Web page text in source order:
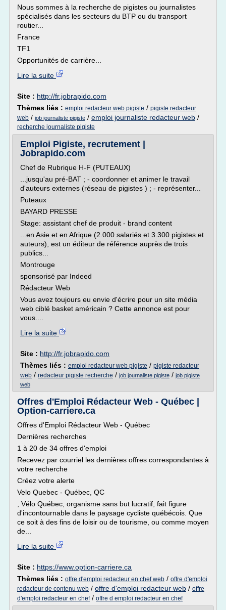
Nous sommes à la recherche de pigistes ou journalistes
spécialisés dans les secteurs du BTP ou du transport
routier...
France
TF1
Opportunités de carrière...
Lire la suite
Site : http://fr.jobrapido.com
Thèmes liés : emploi redacteur web pigiste / pigiste redacteur
web / job journaliste pigiste / emploi journaliste redacteur web /
recherche journaliste pigiste
Emploi Pigiste, recrutement |
Jobrapido.com
Chef de Rubrique H-F (PUTEAUX)
...jusqu'au pré-BAT ; - coordonner et animer le travail
d'auteurs externes (réseau de pigistes ) ; - représenter...
Puteaux
BAYARD PRESSE
Stage: assistant chef de produit - brand content
...en Asie et en Afrique (2.000 salariés et 3.300 pigistes et
auteurs), est un éditeur de référence auprès de trois
publics...
Montrouge
sponsorisé par Indeed
Rédacteur Web
Vous avez toujours eu envie d'écrire pour un site média
web ciblé basket américain ? Cette annonce est pour
vous....
Lire la suite
Site : http://fr.jobrapido.com
Thèmes liés : emploi redacteur web pigiste / pigiste redacteur
web / redacteur pigiste recherche / job journaliste pigiste / job pigiste
web
Offres d'Emploi Rédacteur Web - Québec |
Option-carriere.ca
Offres d'Emploi Rédacteur Web - Québec
Dernières recherches
1 à 20 de 34 offres d'emploi
Recevez par courriel les dernières offres correspondantes à
votre recherche
Créez votre alerte
Velo Quebec - Québec, QC
, Vélo Québec, organisme sans but lucratif, fait figure
d'incontournable dans le paysage cycliste québécois. Que
ce soit à des fins de loisir ou de tourisme, ou comme moyen
de...
Lire la suite
Site : https://www.option-carriere.ca
Thèmes liés : offre d'emploi redacteur en chef web / offre d'emploi
redacteur de contenu web / offre d'emploi redacteur web / offre
d'emploi redacteur en chef/ offre d emploi redacteur en chef